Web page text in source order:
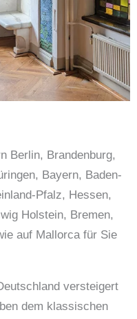
Berlin, Brandenburg,
Bayern, Baden-
Pfalz, Hessen,
Holstein, Bremen,
auf Mallorca für Sie
versteigert
dem klassischen